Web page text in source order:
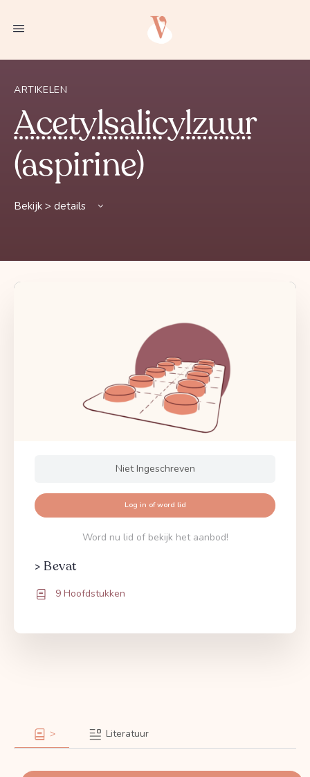
ARTIKELEN
Acetylsalicylzuur
(aspirine)
Bekijk > details
> Literatuur
Niet Ingeschreven
Log in of word lid
Word nu lid of bekijk het aanbod!
> Bevat
9 Hoofdstukken